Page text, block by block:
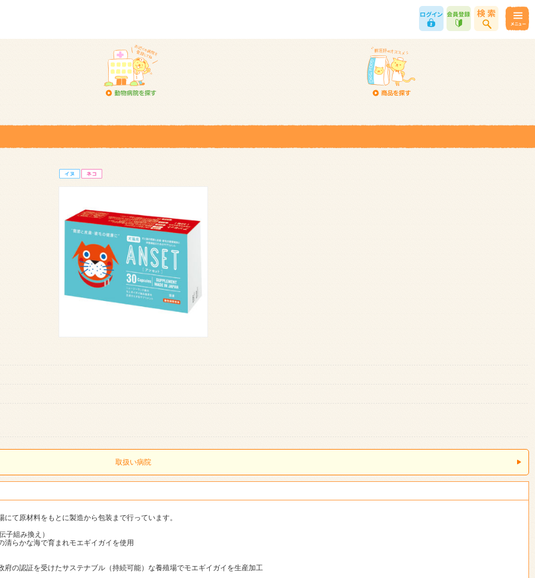
取扱い病院
にて原材料をもとに製造から包装まで行っています。
子組み換え）
清らかな海で育まれモエギイガイを使用
府の認証を受けたサステナブル（持続可能）な養殖場でモエギイガイを生産加工